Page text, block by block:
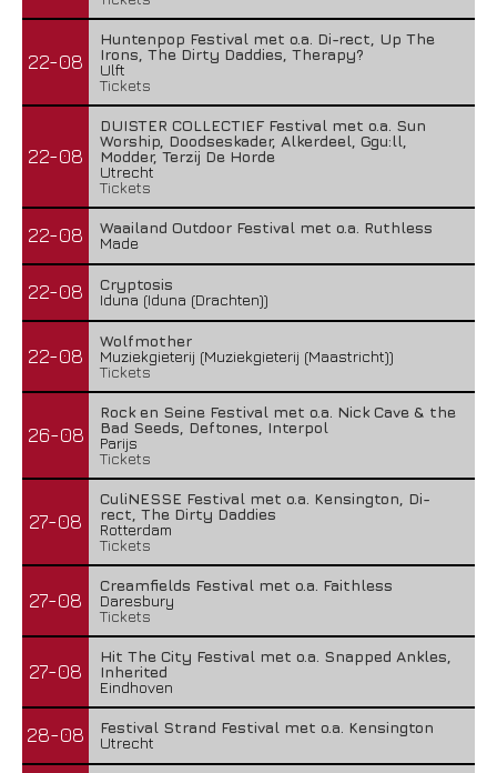
22-08
Huntenpop Festival met o.a. Di-rect, Up The
Irons, The Dirty Daddies, Therapy?
Ulft
Tickets
22-08
DUISTER COLLECTIEF Festival met o.a. Sun
Worship, Doodseskader, Alkerdeel, Ggu:ll,
Modder, Terzij De Horde
Utrecht
Tickets
22-08
Waailand Outdoor Festival met o.a. Ruthless
Made
22-08
Cryptosis
Iduna (Iduna (Drachten))
22-08
Wolfmother
Muziekgieterij (Muziekgieterij (Maastricht))
Tickets
26-08
Rock en Seine Festival met o.a. Nick Cave & the
Bad Seeds, Deftones, Interpol
Parijs
Tickets
27-08
CuliNESSE Festival met o.a. Kensington, Di-
rect, The Dirty Daddies
Rotterdam
Tickets
27-08
Creamfields Festival met o.a. Faithless
Daresbury
Tickets
27-08
Hit The City Festival met o.a. Snapped Ankles,
Inherited
Eindhoven
28-08
Festival Strand Festival met o.a. Kensington
Utrecht